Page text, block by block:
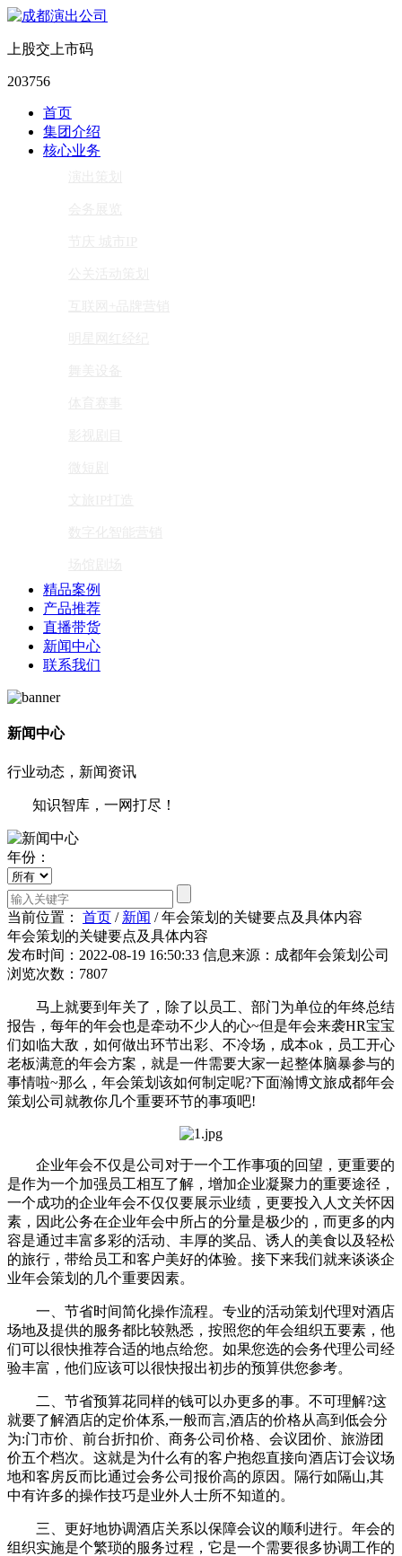
上股交上市码
203756
首页
集团介绍
核心业务
精品案例
产品推荐
直播带货
新闻中心
联系我们
新闻中心
行业动态，新闻资讯
知识智库，一网打尽！
年份：
当前位置： 首页 / 新闻 /年会策划的关键要点及具体内容
年会策划的关键要点及具体内容
发布时间：2022-08-19 16:50:33 信息来源：成都年会策划公司
浏览次数：7807
马上就要到年关了，除了以员工、部门为单位的年终总结
报告，每年的年会也是牵动不少人的心~但是年会来袭HR宝宝
们如临大敌，如何做出环节出彩、不冷场，成本ok，员工开心
老板满意的年会方案，就是一件需要大家一起整体脑暴参与的
事情啦~那么，年会策划该如何制定呢?下面瀚博文旅成都年会
策划公司就教你几个重要环节的事项吧!
企业年会不仅是公司对于一个工作事项的回望，更重要的
是作为一个加强员工相互了解，增加企业凝聚力的重要途径，
一个成功的企业年会不仅仅要展示业绩，更要投入人文关怀因
素，因此公务在企业年会中所占的分量是极少的，而更多的内
容是通过丰富多彩的活动、丰厚的奖品、诱人的美食以及轻松
的旅行，带给员工和客户美好的体验。接下来我们就来谈谈企
业年会策划的几个重要因素。
一、节省时间简化操作流程。专业的活动策划代理对酒店
场地及提供的服务都比较熟悉，按照您的年会组织五要素，他
们可以很快推荐合适的地点给您。如果您选的会务代理公司经
验丰富，他们应该可以很快报出初步的预算供您参考。
二、节省预算花同样的钱可以办更多的事。不可理解?这
就要了解酒店的定价体系,一般而言,酒店的价格从高到低会分
为:门市价、前台折扣价、商务公司价格、会议团价、旅游团
价五个档次。这就是为什么有的客户抱怨直接向酒店订会议场
地和客房反而比通过会务公司报价高的原因。隔行如隔山,其
中有许多的操作技巧是业外人士所不知道的。
三、更好地协调酒店关系以保障会议的顺利进行。年会的
组织实施是个繁琐的服务过程，它是一个需要很多协调工作的